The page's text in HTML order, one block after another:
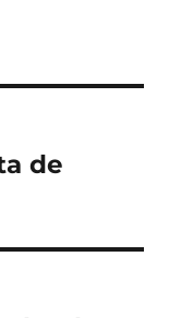
de